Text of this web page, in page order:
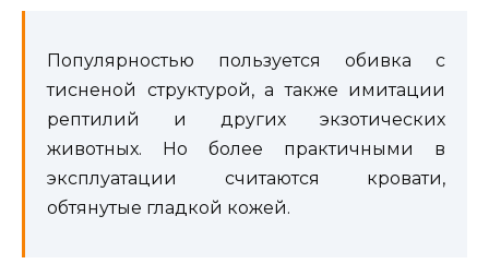
Популярностью пользуется обивка с
тисненой структурой, а также имитации
рептилий и других экзотических
животных. Но более практичными в
эксплуатации считаются кровати,
обтянутые гладкой кожей.